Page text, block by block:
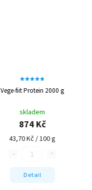
Vege-fiit Protein 2000 g
skladem
874 Kč
43,70 Kč / 100 g
Detail